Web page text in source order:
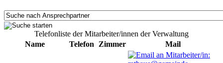
Telefonliste der Mitarbeiter/innen der Verwaltung
Name
Telefon Zimmer Mail